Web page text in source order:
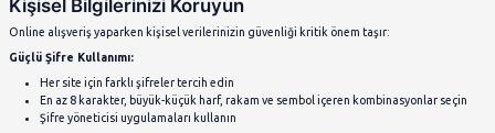
sitesinin sahip olması gereken özellikler:
Müşteri Yorumları: Gerçek kullanıcı deneyimleri ve
Yasal Bilgiler: Gizlilik politikası, kullanım şartları ve